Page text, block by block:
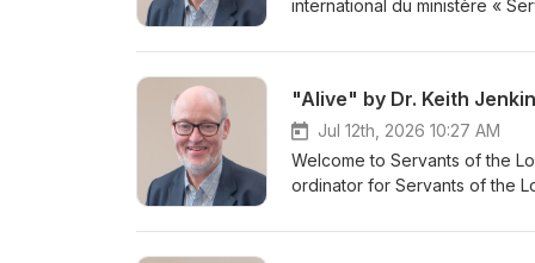
international du ministère «
apôtres, la grâce et la vérité
radicalement votre vie sur le
pousser à résister à la
de s’attacher à la vie
Dieu, ce message s’adresse
"Alive" by Dr. Keith
Jul 12th, 2026 10:27 AM
Welcome to Servants of the
ordinator for Servants of the
become alive to God and